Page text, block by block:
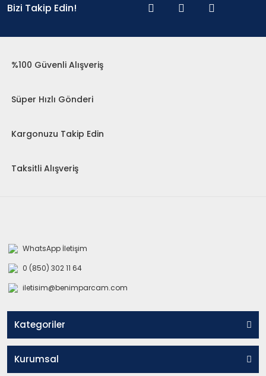
Bizi Takip Edin!
%100 Güvenli Alışveriş
Süper Hızlı Gönderi
Kargonuzu Takip Edin
Taksitli Alışveriş
WhatsApp İletişim
0 (850) 302 11 64
iletisim@benimparcam.com
Kategoriler
Kurumsal